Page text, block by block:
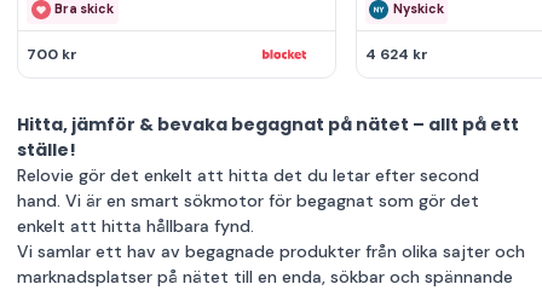
Bra skick
700 kr
Nyskick
4 624 kr
Hitta, jämför & bevaka begagnat på nätet – allt på ett
ställe!
Relovie gör det enkelt att hitta det du letar efter second
hand. Vi är en smart sökmotor för begagnat som gör det
enkelt att hitta hållbara fynd.
Vi samlar ett hav av begagnade produkter från olika sajter och
marknadsplatser på nätet till en enda, sökbar och spännande